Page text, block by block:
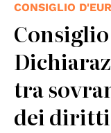
CONSIGLIO
tra
dei